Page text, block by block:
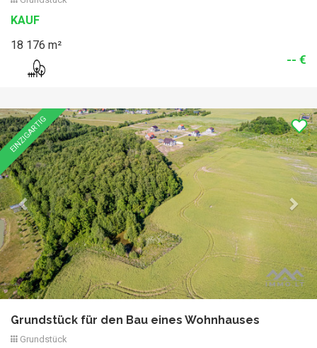
KAUF
18 176 m²
-- €
EINZIGARTIG
Previous
Grundstück für den Bau eines Wohnhauses
Grundstück